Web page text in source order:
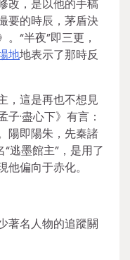
改，是以他的手稿
要的時辰，茅盾決
“半夜”即三更，
地地表示了那時反
，這是再也不想見
·盡心下》有言：
陽即陽朱，先秦諸
逃墨館主”，是用了
偏向于赤化。
著名人物的追蹤關